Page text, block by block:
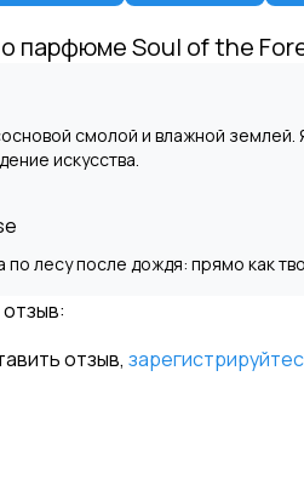
парфюмеSoul of the
смолой и влажной
искусства.
по лесу после дождя: прямо как
отзыв,